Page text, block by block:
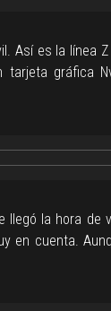
Así es la línea Z
tarjeta gráfica
llegó la hora de
en cuenta.